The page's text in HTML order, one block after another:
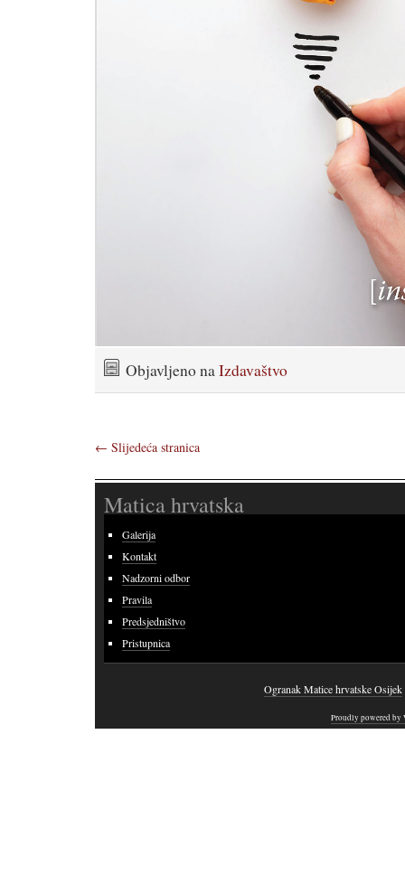
Objavljeno naIzdavaštvo
← Slijedeća stranica
Matica hrvatska
Galerija
Kontakt
Nadzorni odbor
Pravila
Predsjedništvo
Pristupnica
Ogranak Matice hrvatske Osijek
Proudly powered by